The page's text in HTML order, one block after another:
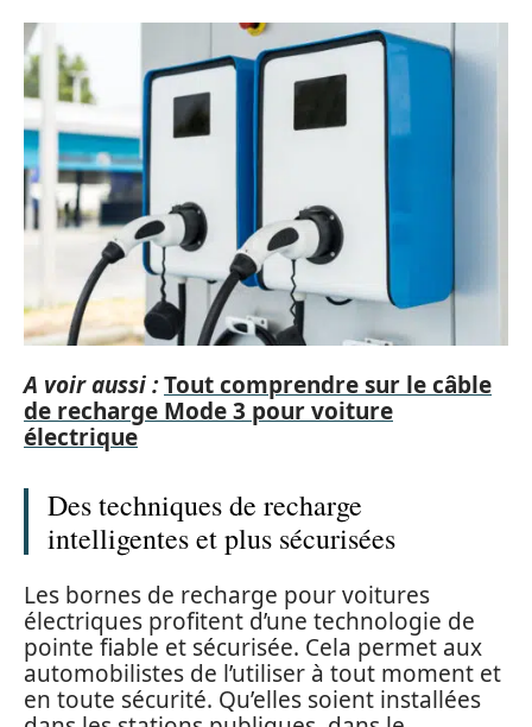
A voir aussi :Tout comprendre sur le câble
de recharge Mode 3 pour voiture
électrique
Des techniques de recharge
intelligentes et plus sécurisées
Les bornes de recharge pour voitures
électriques profitent d’une technologie de
pointe fiable et sécurisée. Cela permet aux
automobilistes de l’utiliser à tout moment et
en toute sécurité. Qu’elles soient installées